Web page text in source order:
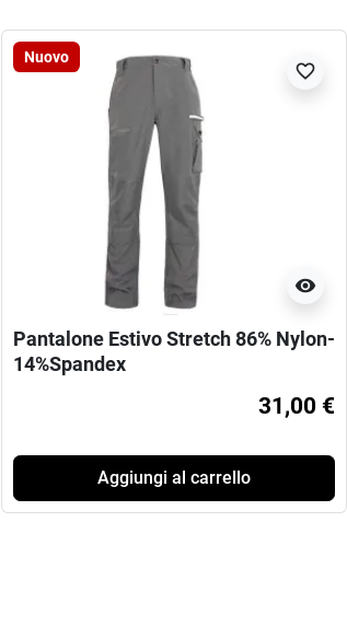
Nuovo
visibility
favorite_border
Pantalone Estivo Stretch 86% Nylon-
14%Spandex
31,00 €
Aggiungi al carrello